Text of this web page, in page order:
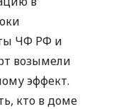
ЧФ РФ и
возымели
эффект.
кто в доме